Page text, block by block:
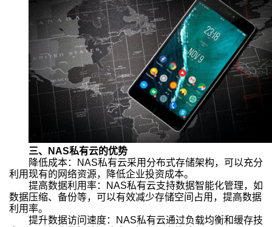
三、NAS私有云的优势
降低成本：NAS私有云采用分布式存储架构，可以充分
利用现有的网络资源，降低企业投资成本。
提高数据利用率：NAS私有云支持数据智能化管理，如
数据压缩、备份等，可以有效减少存储空间占用，提高数据
利用率。
提升数据访问速度：NAS私有云通过负载均衡和缓存技